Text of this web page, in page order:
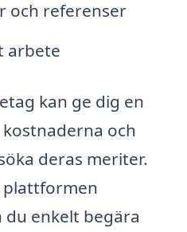
och referenser
arbete
kan ge dig en
och
deras meriter.
plattformen
du enkelt begära